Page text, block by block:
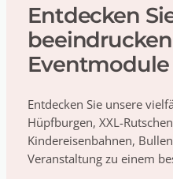
Entdecken
Eventmodule
Entdecken Sie unsere
Hüpfburgen, XXL-
Kindereisenbahnen,
Veranstaltung zu einem